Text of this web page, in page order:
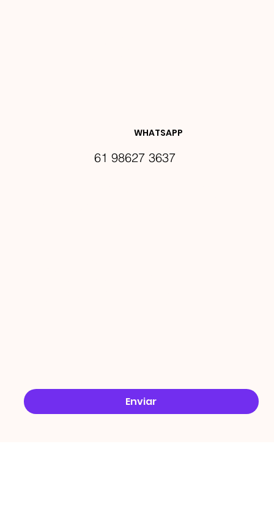
DES E
Enviar
WHATSAPP
61 98627 3637